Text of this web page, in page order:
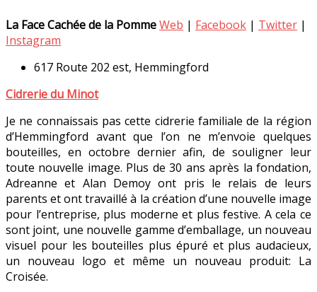
La Face Cachée de la PommeWeb | Facebook | Twitter |
Instagram
617 Route 202 est, Hemmingford
Cidrerie du Minot
Je ne connaissais pas cette cidrerie familiale de la région
d’Hemmingford avant que l’on ne m’envoie quelques
bouteilles, en octobre dernier afin, de souligner leur
toute nouvelle image. Plus de 30 ans après la fondation,
Adreanne et Alan Demoy ont pris le relais de leurs
parents et ont travaillé à la création d’une nouvelle image
pour l’entreprise, plus moderne et plus festive. A cela ce
sont joint, une nouvelle gamme d’emballage, un nouveau
visuel pour les bouteilles plus épuré et plus audacieux,
un nouveau logo et même un nouveau produit: La
Croisée.